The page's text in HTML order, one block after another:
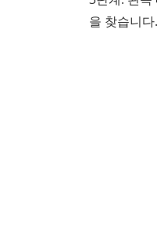
을 찾습니다.